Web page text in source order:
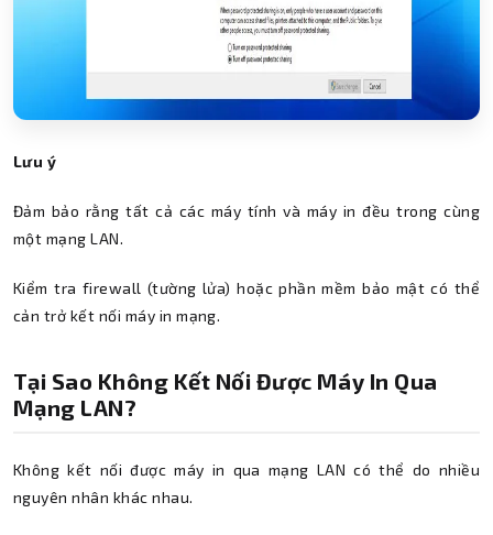
Lưu ý
Đảm bảo rằng tất cả các máy tính và máy in đều trong cùng
một mạng LAN.
Kiểm tra firewall (tường lửa) hoặc phần mềm bảo mật có thể
cản trở kết nối máy in mạng.
Tại Sao Không Kết Nối Được Máy In Qua
Mạng LAN?
Không kết nối được máy in qua mạng LAN có thể do nhiều
nguyên nhân khác nhau.